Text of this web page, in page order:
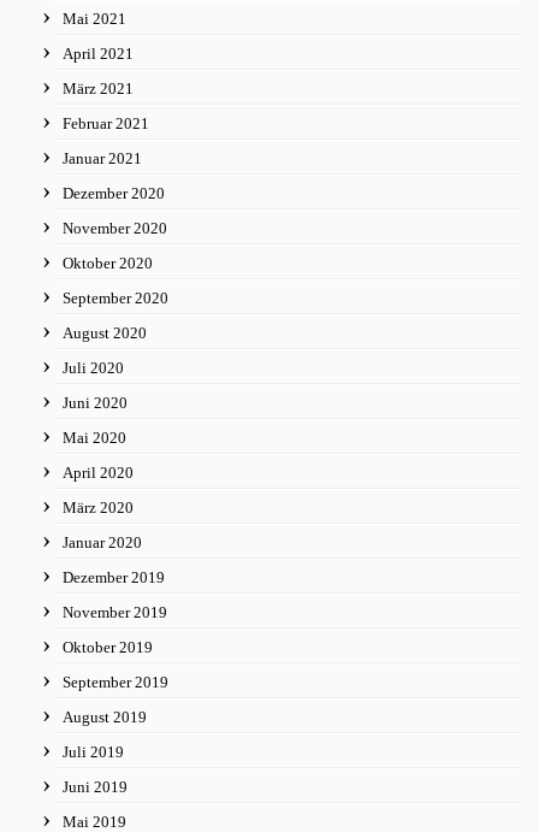
Mai 2021
April 2021
März 2021
Februar 2021
Januar 2021
Dezember 2020
November 2020
Oktober 2020
September 2020
August 2020
Juli 2020
Juni 2020
Mai 2020
April 2020
März 2020
Januar 2020
Dezember 2019
November 2019
Oktober 2019
September 2019
August 2019
Juli 2019
Juni 2019
Mai 2019